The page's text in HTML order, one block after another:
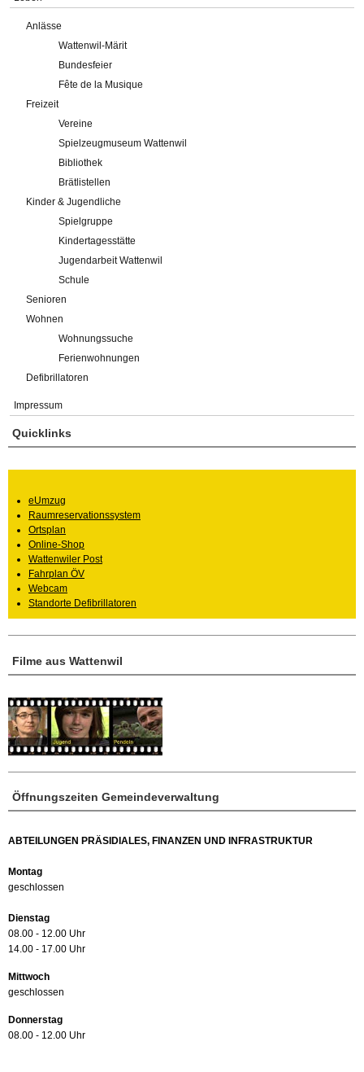
Anlässe
Wattenwil-Märit
Bundesfeier
Fête de la Musique
Freizeit
Vereine
Spielzeugmuseum Wattenwil
Bibliothek
Brätlistellen
Kinder & Jugendliche
Spielgruppe
Kindertagesstätte
Jugendarbeit Wattenwil
Schule
Senioren
Wohnen
Wohnungssuche
Ferienwohnungen
Defibrillatoren
Impressum
Öffnungszeiten Gemeindeverwaltung
ABTEILUNGEN PRÄSIDIALES, FINANZEN UND INFRASTRUKTUR
Montag
geschlossen
Dienstag
08.00 - 12.00 Uhr
14.00 - 17.00 Uhr
Mittwoch
geschlossen
Donnerstag
08.00 - 12.00 Uhr
Filme aus Wattenwil
Quicklinks
eUmzug
Raumreservationssystem
Ortsplan
Online-Shop
Wattenwiler Post
Fahrplan ÖV
Webcam
Standorte Defibrillatoren